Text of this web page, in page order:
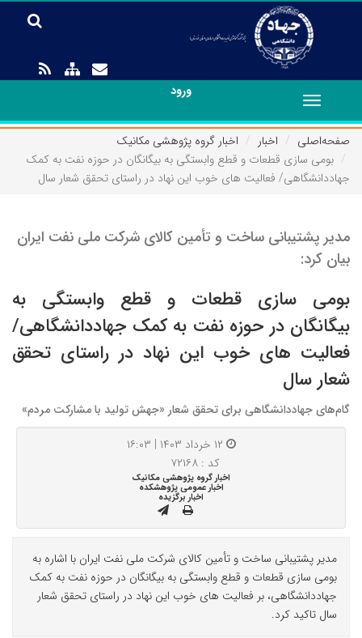
ورود
Toggle
navigation
صفحه‌اصلی
اخبار
اخبار گروه پژوهشی مکانیک
بومی سازی قطعات و قطع وابستگی به بیگانگان در حوزه نفت به کمک
جهاددانشگاهی/ فعالیت های خوب این نهاد در راستای تحقق شعار سال
مدیر پشتیبانی ساخت و تأمین کالای شرکت ملی نفت ایران
بیان کرد:
بومی سازی قطعات و قطع وابستگی به
بیگانگان در حوزه نفت به کمک جهاددانشگاهی/
فعالیت های خوب این نهاد در راستای تحقق
شعار سال
گام‌های جهاددانشگاهی برای تحقق شعار «جهش تولید با مشارکت مردم»
کد : ۷۲۱۶۸
اخبار گروه پژوهشی مکانیک
اخبار عمومی پژوهشکده
اخبار برگزیده
مدیر پشتیبانی ساخت و تأمین کالای شرکت ملی نفت ایران با اشاره به
بومی سازی قطعات و قطع وابستگی به بیگانگان در حوزه نفت به کمک
جهاددانشگاهی، بر فعالیت های خوب این نهاد در راستای تحقق شعار
سال تاکید کرد.